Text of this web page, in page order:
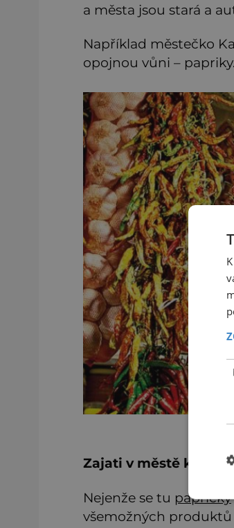
a města jsou stará a
Například městečko
opojnou vůni – papriky.
Zajati v městě koření
Nejenže se tu papričky
všemožných produktů